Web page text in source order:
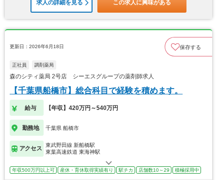
求人の詳細を見る この求人に興味がある
更新日：2026年6月18日 保存する
正社員 調剤薬局
森のシティ薬局 2号店 シーエスグループの薬剤師求人
【千葉県船橋市】総合科目で経験を積めます。
給与 【年収】420万円～540万円
勤務地 千葉県 船橋市
アクセス
東武野田線 新船橋駅
東葉高速鉄道 東海神駅
年収500万円以上可 産休・育休取得実績有り 駅チカ 店舗数10～29 積極採用中